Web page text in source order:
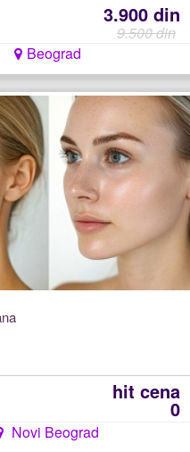
3.900 din
9.500 din
Beograd
hit cena
0
Novi Beograd